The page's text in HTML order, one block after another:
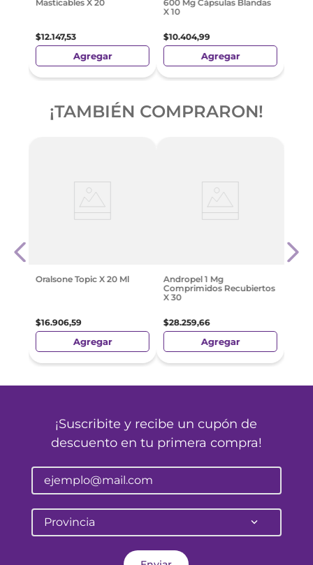
Masticables X 20
$12.147,53
Agregar
600 Mg Cápsulas Blandas
X 10
$10.404,99
Agregar
¡TAMBIÉN COMPRARON!
Oralsone Topic X 20 Ml
$16.906,59
Agregar
Andropel 1 Mg
Comprimidos Recubiertos
X 30
$28.259,66
Agregar
¡Suscribite y recibe un cupón de
descuento en tu primera compra!
Provincia